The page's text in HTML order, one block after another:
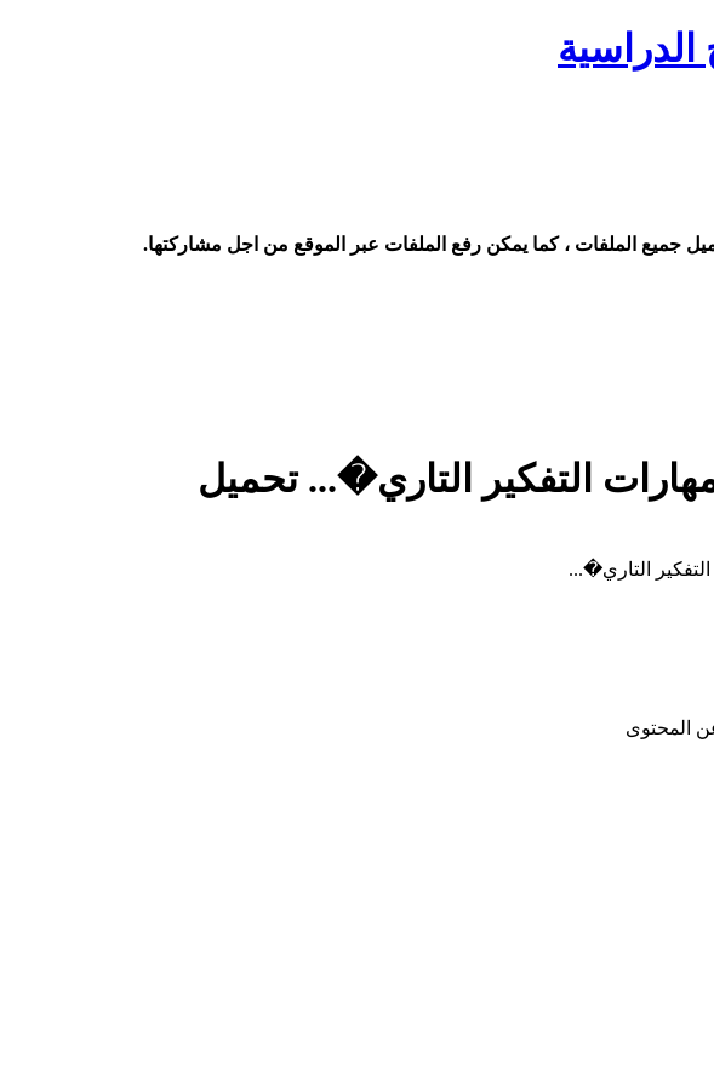
الدراسية
جميع الملفات ، كما يمكن رفع الملفات عبر الموقع من اجل مشاركتها.
التفكير التاري�... تحميل
التاري�...
المحتوى